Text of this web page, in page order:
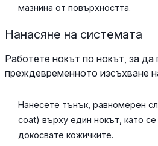
мазнина от повърхността.
Нанасяне на системата
Работете нокът по нокът, за да
преждевременното изсъхване
Нанесете тънък, равномерен
coat) върху един нокът, като
докосвате кожичките.